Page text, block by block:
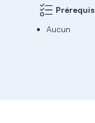
Prérequis
Aucun